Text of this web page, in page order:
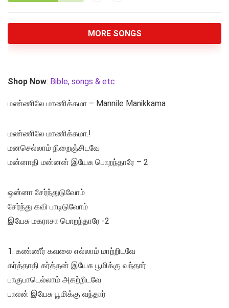
MORE SONGS
Shop Now: Bible, songs & etc
மண்ணிலே மாணிக்கமா – Mannile Manikkama
மண்ணிலே மாணிக்கமா.!
மனசெல்லாம் நிறைஞ்சிடவே
மன்னாதி மன்னன் இயேசு பொறந்தாரே – 2
ஒன்னா சேர்ந்துடுவோம்
சேர்ந்து கவி பாடிடுவோம்
இயேசு மகராசா பொறந்தாரே -2
1. கண்ணீர் கவலை எல்லாம் மாற்றிடவே
கர்த்தாதி கர்த்தன் இயேசு பூமிக்கு வந்தார்
பாகுபாடெல்லாம் அகற்றிடவே
பாலன் இயேசு பூமிக்கு வந்தார்